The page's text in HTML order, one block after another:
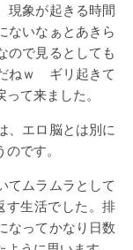
現象が起きる時間
ないなぁとあきら
ので見るとしても
ねｗ ギリ起きて
て来ました。
、エロ脳とは別に
です。
てムラムラとして
す生活でした。排
なってかなり日数